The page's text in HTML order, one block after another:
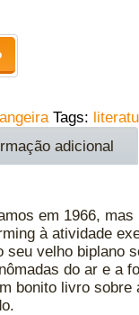
Tags:
adicional
em 1966,
à atividade
seu velho biplano
do ar e a
bonito livro